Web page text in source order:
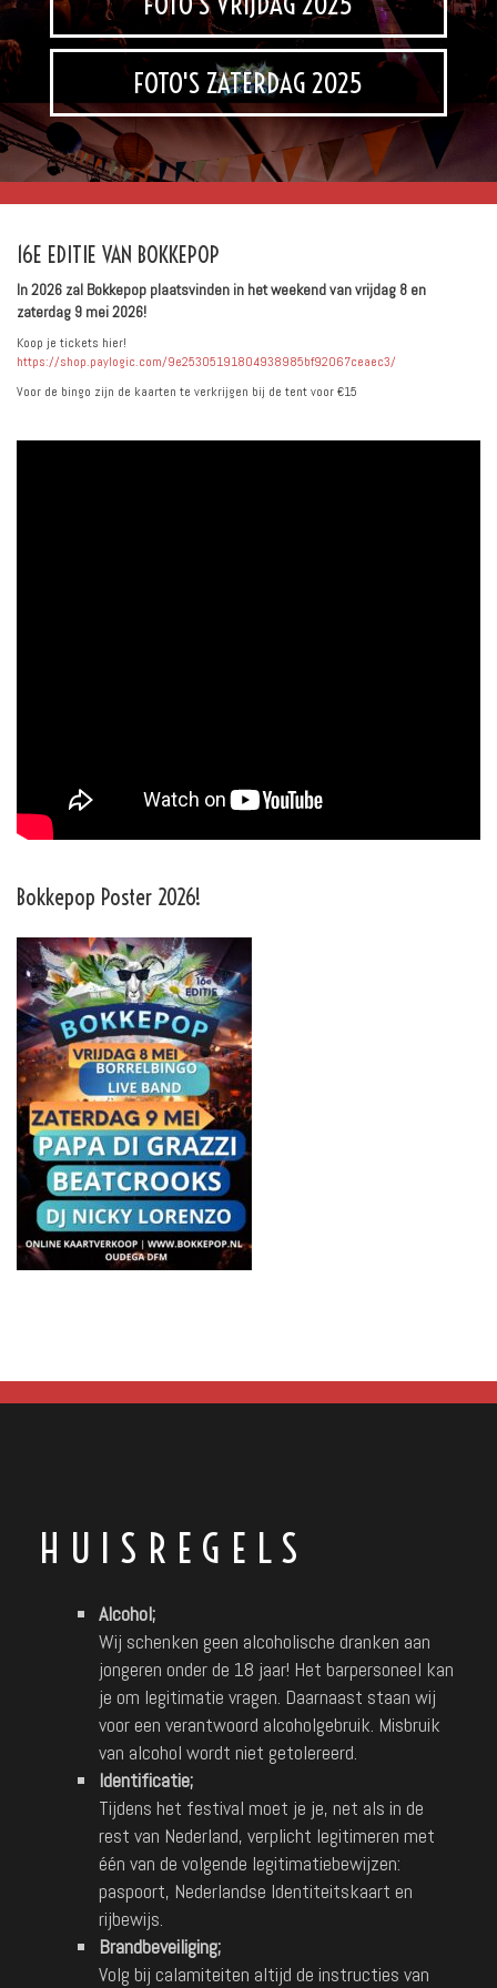
FOTO'S ZATERDAG 2025
16E EDITIE VAN BOKKEPOP
In 2026 zal Bokkepop plaatsvinden in het weekend van vrijdag 8 en
zaterdag 9 mei 2026!
Koop je tickets hier!
https://shop.paylogic.com/9e25305191804938985bf92067ceaec3/
Voor de bingo zijn de kaarten te verkrijgen bij de tent voor €15
Bokkepop Poster 2026!
HUISREGELS
Alcohol;
Wij schenken geen alcoholische dranken aan
jongeren onder de 18 jaar! Het barpersoneel kan
je om legitimatie vragen. Daarnaast staan wij
voor een verantwoord alcoholgebruik. Misbruik
van alcohol wordt niet getolereerd.
Identificatie;
Tijdens het festival moet je je, net als in de
rest van Nederland, verplicht legitimeren met
één van de volgende legitimatiebewijzen:
paspoort, Nederlandse Identiteitskaart en
rijbewijs.
Brandbeveiliging;
Volg bij calamiteiten altijd de instructies van